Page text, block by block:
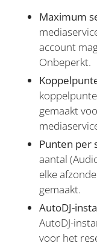
Maximum
account
Onbeperkt.
gemaakt
Punten per
aantal
elke
gemaakt.
AutoDJ-
AutoDJ-
voor het